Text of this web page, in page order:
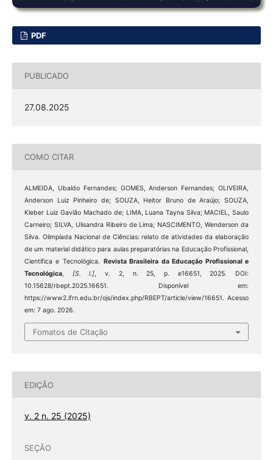
PDF
PUBLICADO
27.08.2025
COMO CITAR
ALMEIDA, Ubaldo Fernandes; GOMES, Anderson Fernandes; OLIVEIRA,
Anderson Luiz Pinheiro de; SOUZA, Heitor Bruno de Araújo; SOUZA,
Kleber Luiz Gavião Machado de; LIMA, Luana Tayna Silva; MACIEL, Saulo
Carneiro; SILVA, Ulisandra Ribeiro de Lima; NASCIMENTO, Wenderson da
Silva. Olimpíada Nacional de Ciências: relato de atividades da elaboração
de um material didático para aulas preparatórias na Educação Profissional,
Científica e Tecnológica. Revista Brasileira da Educação Profissional e
Tecnológica, [S. l.], v. 2, n. 25, p. e16651, 2025. DOI:
10.15628/rbept.2025.16651. Disponível em:
https://www2.ifrn.edu.br/ojs/index.php/RBEPT/article/view/16651. Acesso
em: 7 ago. 2026.
Fomatos de Citação
EDIÇÃO
v. 2 n. 25 (2025)
SEÇÃO